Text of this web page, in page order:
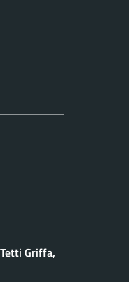
Griffa,